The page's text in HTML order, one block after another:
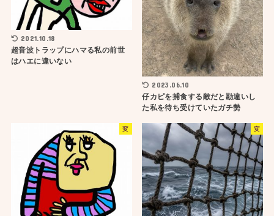
2021.10.18
超音波トラップにハマる私の前世
はハエに違いない
2023.06.10
仔カピを捕食する敵だと勘違いし
た私を待ち受けていたガチ勢
変 変